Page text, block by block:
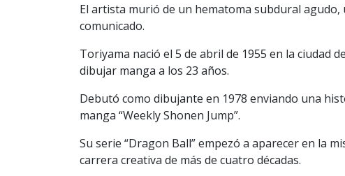
El artista murió de un hematoma subdural
comunicado.
Toriyama nació el 5 de abril de 1955 en la ciudad
dibujar manga a los 23 años.
Debutó como dibujante en 1978 enviando una
manga “Weekly Shonen Jump”.
Su serie “Dragon Ball” empezó a aparecer en la
carrera creativa de más de cuatro décadas.